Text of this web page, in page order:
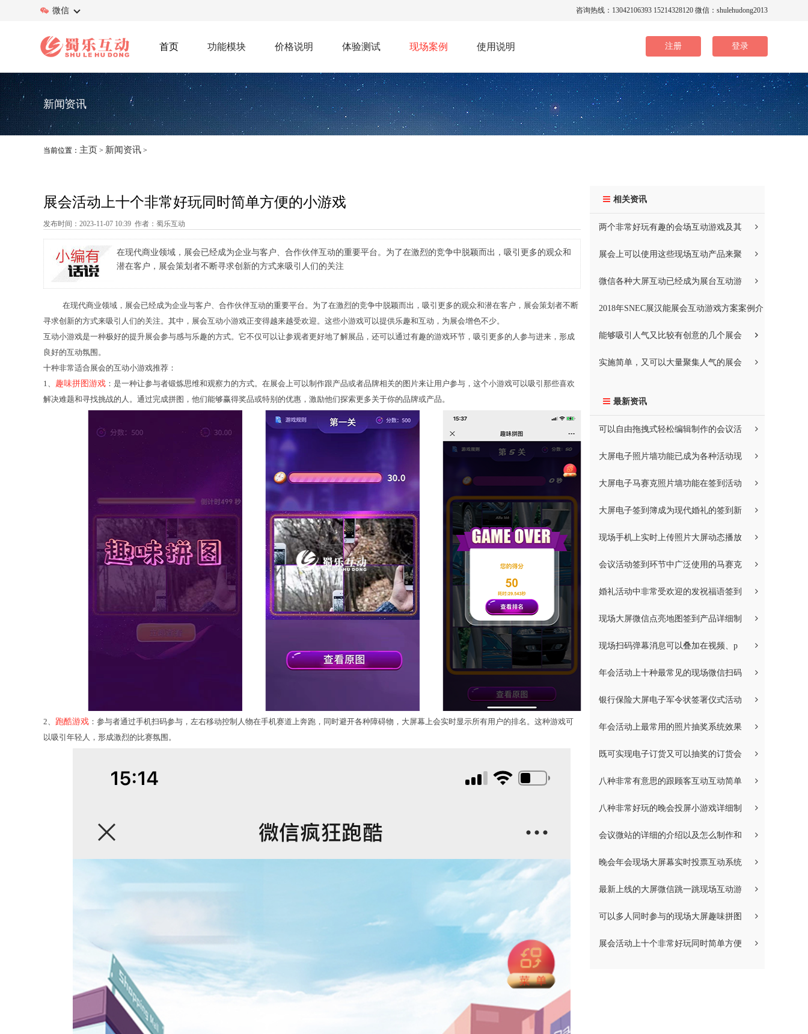
微信 咨询热线：13042106393 15214328120 微信：shulehudong2013
首页 功能模块 价格说明 体验测试 现场案例 使用说明 登录
注册
新闻资讯
当前位置： 主页 > 新闻资讯 >
展会活动上十个非常好玩同时简单方便的小游戏
发布时间：2023-11-07 10:39 作者：蜀乐互动
在现代商业领域，展会已经成为企业与客户、合作伙伴互动的重要平台。为了在激烈的竞争中脱颖而出，吸引更多的观众和
潜在客户，展会策划者不断寻求创新的方式来吸引人们的关注
在现代商业领域，展会已经成为企业与客户、合作伙伴互动的重要平台。为了在激烈的竞争中脱颖而出，吸引更多的观众和潜在客户，展会策划者不断
寻求创新的方式来吸引人们的关注。其中，展会互动小游戏正变得越来越受欢迎。这些小游戏可以提供乐趣和互动，为展会增色不少。
互动小游戏是一种极好的提升展会参与感与乐趣的方式。它不仅可以让参观者更好地了解展品，还可以通过有趣的游戏环节，吸引更多的人参与进来，形成
良好的互动氛围。
十种非常适合展会的互动小游戏推荐：
1、 趣味拼图游戏 ：是一种让参与者锻炼思维和观察力的方式。在展会上可以制作跟产品或者品牌相关的图片来让用户参与，这个小游戏可以吸引那些喜欢
解决难题和寻找挑战的人。通过完成拼图，他们能够赢得奖品或特别的优惠，激励他们探索更多关于你的品牌或产品。
2、 跑酷游戏 ：参与者通过手机扫码参与，左右移动控制人物在手机赛道上奔跑，同时避开各种障碍物，大屏幕上会实时显示所有用户的排名。这种游戏可
以吸引年轻人，形成激烈的比赛氛围。
相关资讯
两个非常好玩有趣的会场互动游戏及其
展会上可以使用这些现场互动产品来聚
微信各种大屏互动已经成为展台互动游
2018年SNEC展汉能展会互动游戏方案案例介
能够吸引人气又比较有创意的几个展会
实施简单，又可以大量聚集人气的展会
最新资讯
可以自由拖拽式轻松编辑制作的会议活
大屏电子照片墙功能已成为各种活动现
大屏电子马赛克照片墙功能在签到活动
大屏电子签到簿成为现代婚礼的签到新
现场手机上实时上传照片大屏动态播放
会议活动签到环节中广泛使用的马赛克
婚礼活动中非常受欢迎的发祝福语签到
现场大屏微信点亮地图签到产品详细制
现场扫码弹幕消息可以叠加在视频、p
年会活动上十种最常见的现场微信扫码
银行保险大屏电子军令状签署仪式活动
年会活动上最常用的照片抽奖系统效果
既可实现电子订货又可以抽奖的订货会
八种非常有意思的跟顾客互动互动简单
八种非常好玩的晚会投屏小游戏详细制
会议微站的详细的介绍以及怎么制作和
晚会年会现场大屏幕实时投票互动系统
最新上线的大屏微信跳一跳现场互动游
可以多人同时参与的现场大屏趣味拼图
展会活动上十个非常好玩同时简单方便